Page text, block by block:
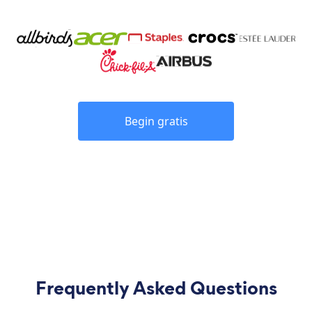
Begin gratis
Frequently Asked Questions